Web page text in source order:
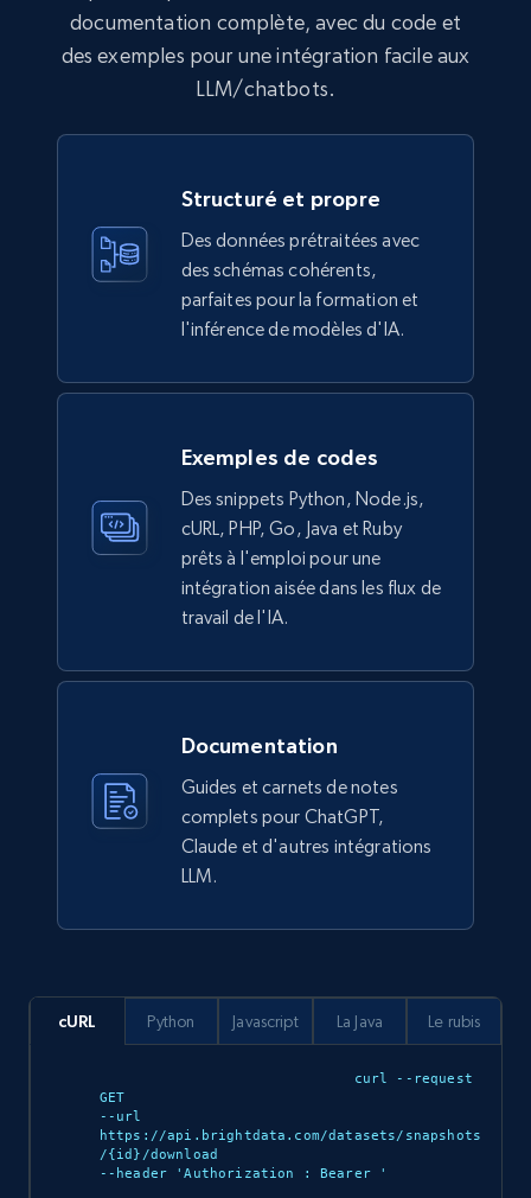
documentation complète, avec du code et
des exemples pour une intégration facile aux
LLM/chatbots.
Structuré et propre
Des données prétraitées avec
des schémas cohérents,
parfaites pour la formation et
l'inférence de modèles d'IA.
Exemples de codes
Des snippets Python, Node.js,
cURL, PHP, Go, Java et Ruby
prêts à l'emploi pour une
intégration aisée dans les flux de
travail de l'IA.
Documentation
Guides et carnets de notes
complets pour ChatGPT,
Claude et d'autres intégrations
LLM.
cURL
curl --request
GET
--url
https://api.brightdata.com/datasets/snapshots
/{id}/download
--header 'Authorization : Bearer
'
Python Javascript La Java Le rubis